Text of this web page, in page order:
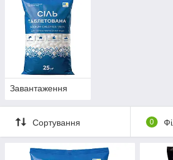
Завантаження
Сортування 0